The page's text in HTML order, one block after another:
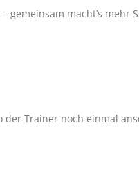
gemeinsam macht’s mehr
der Trainer noch einmal